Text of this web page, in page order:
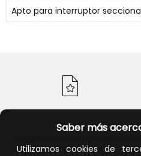
Saber más
Utilizamos cookies de
Apto para interruptor
Calidad y precio